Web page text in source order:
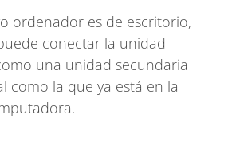
ordenador es de escritorio,
conectar la unidad
una unidad secundaria
como la que ya está en la